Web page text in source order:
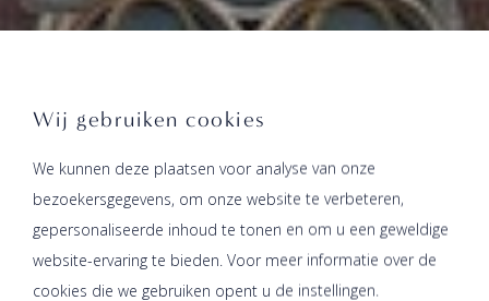
Wij gebruiken cookies
We kunnen deze plaatsen voor analyse van onze
bezoekersgegevens, om onze website te verbeteren,
gepersonaliseerde inhoud te tonen en om u een geweldige
website-ervaring te bieden. Voor meer informatie over de
cookies die we gebruiken opent u de instellingen.